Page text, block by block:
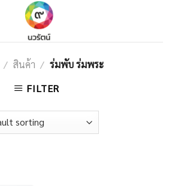
/ สินค้า / ร่มพับ ร่มพระ
FILTER